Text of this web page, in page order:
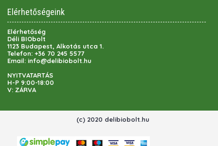
Elérhetőségeink
Elérhetőség
Déli BIObolt
1123 Budapest, Alkotás utca 1.
Telefon: +36 70 245 5577
Email: info@delibiobolt.hu
NYITVATARTÁS
H-P 9:00-18:00
V: ZÁRVA
(c) 2020 delibiobolt.hu